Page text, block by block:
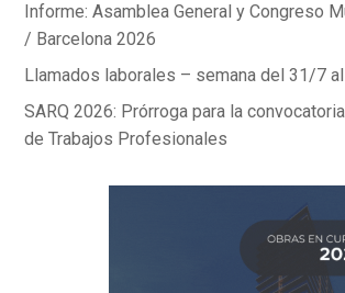
Informe: Asamblea General y Congreso
/ Barcelona 2026
Llamados laborales – semana del 31/7
SARQ 2026: Prórroga para la
de Trabajos Profesionales